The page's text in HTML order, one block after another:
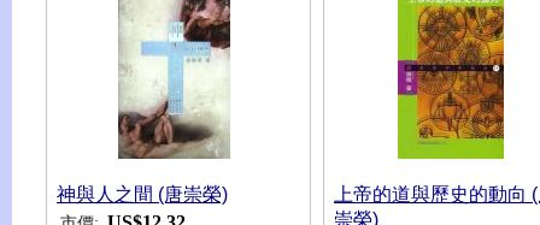
神與人之間 (唐崇榮)
上帝的道與歷史的動向
崇榮)